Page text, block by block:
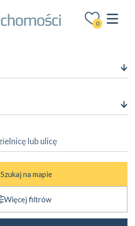
0
zł —
m² — m²
Szukaj na mapie
Więcej filtrów